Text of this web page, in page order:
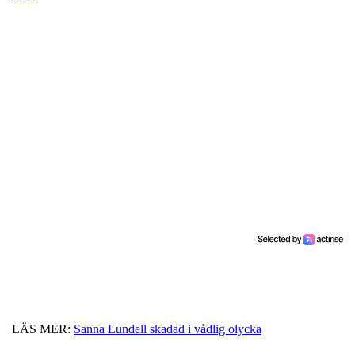
LÄS MER: Sanna Lundell skadad i vådlig olycka